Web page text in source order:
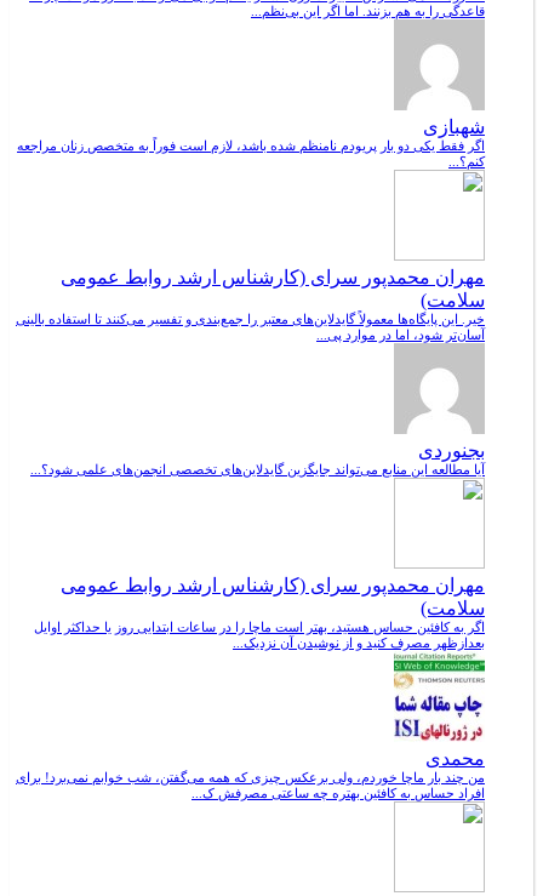
قاعدگی را به هم بزنند. اما اگر این بی‌نظم...
شهبازی
اگر فقط یکی دو بار پریودم نامنظم شده باشد، لازم است فوراً به متخصص زنان مراجعه
کنم؟...
مهران محمدپور سرای (کارشناس ارشد روابط عمومی
سلامت)
خیر. این پایگاه‌ها معمولاً گایدلاین‌های معتبر را جمع‌بندی و تفسیر می‌کنند تا استفاده بالینی
آسان‌تر شود، اما در موارد پی...
بجنوردی
آیا مطالعه این منابع می‌تواند جایگزین گایدلاین‌های تخصصی انجمن‌های علمی شود؟...
مهران محمدپور سرای (کارشناس ارشد روابط عمومی
سلامت)
اگر به کافئین حساس هستید، بهتر است ماچا را در ساعات ابتدایی روز یا حداکثر اوایل
بعدازظهر مصرف کنید و از نوشیدن آن نزدیک...
محمدی
من چند بار ماچا خوردم، ولی برعکس چیزی که همه می‌گفتن، شب خوابم نمی‌برد! برای
افراد حساس به کافئین بهتره چه ساعتی مصرفش ک...